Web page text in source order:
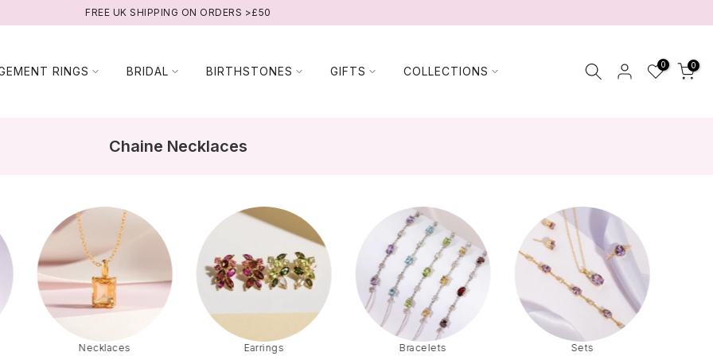
FREE UK SHIPPING ON ORDERS >£50
RINGS BRIDAL BIRTHSTONES GIFTS COLLECTIONS 0 0
Chaine Necklaces
Necklaces Earrings Bracelets Sets